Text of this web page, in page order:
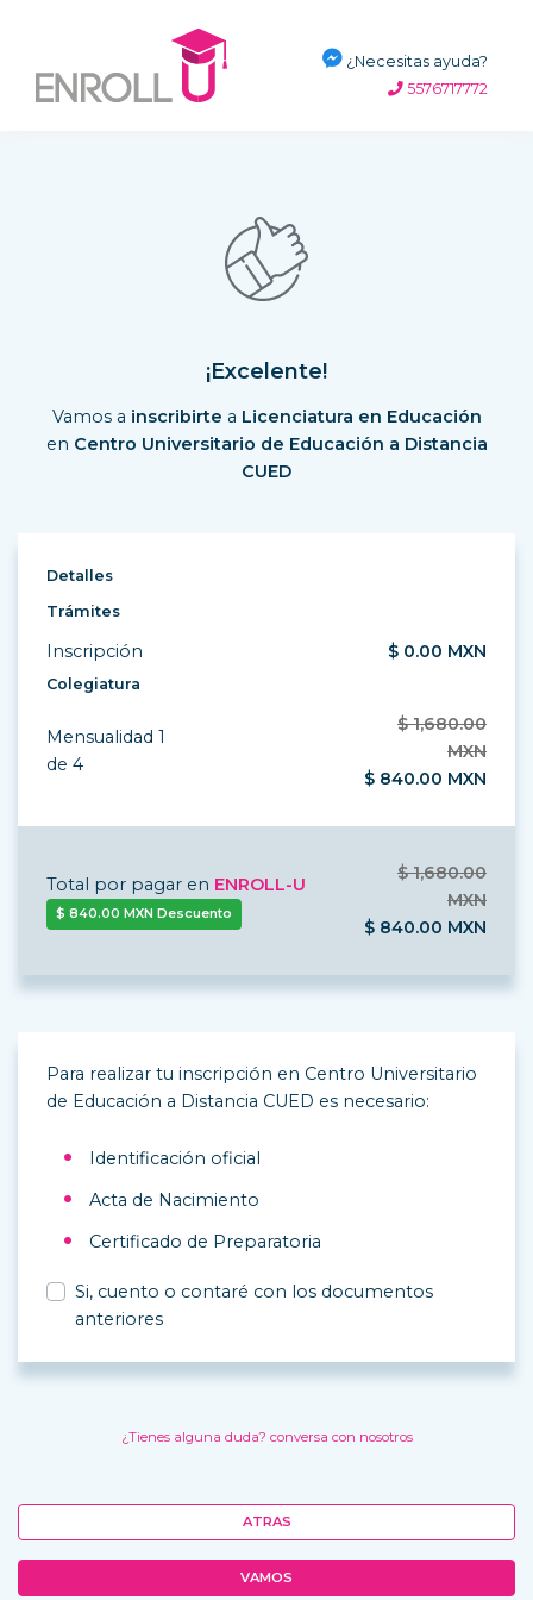
¿Necesitas ayuda?
5576717772
¡Excelente!
Vamos a inscribirte a Licenciatura en Educación
en Centro Universitario de Educación a Distancia
CUED
Detalles
Trámites
Inscripción $ 0.00 MXN
Colegiatura
Mensualidad 1
de 4
$ 1,680.00
MXN
$ 840.00 MXN
Total por pagar en ENROLL-U
$ 840.00 MXN Descuento
$ 1,680.00
MXN
$ 840.00 MXN
Para realizar tu inscripción en Centro Universitario
de Educación a Distancia CUED es necesario:
Identificación oficial
Acta de Nacimiento
Certificado de Preparatoria
Si, cuento o contaré con los documentos
anteriores
¿Tienes alguna duda? conversa con nosotros
ATRAS
VAMOS